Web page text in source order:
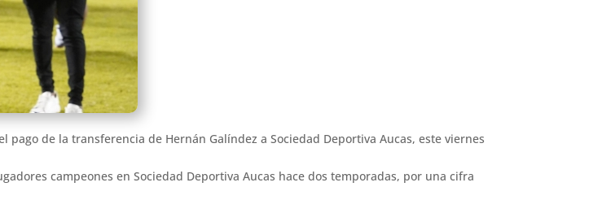
de la transferencia de Hernán Galíndez a Sociedad Deportiva Aucas, este viernes
campeones en Sociedad Deportiva Aucas hace dos temporadas, por una cifra